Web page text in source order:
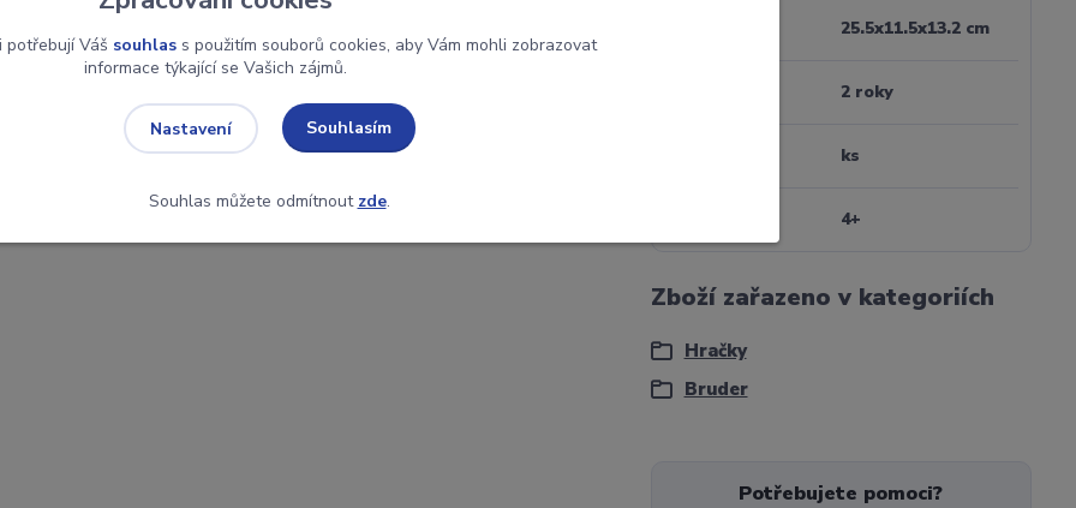
lze nahradit příslušenstvím Bruder 2318, jako jsou vidle a přepravní
25.5x11.5x13.2 cm
2 roky
ks
4+
Zboží zařazeno v kategoriích
Hračky
Bruder
Potřebujete pomoci?
Váš souhlass použitím souborů cookies, aby Vám mohli zobrazovat
informace týkající se Vašich zájmů.
Nastavení Souhlasím
Souhlas můžete odmítnout zde.